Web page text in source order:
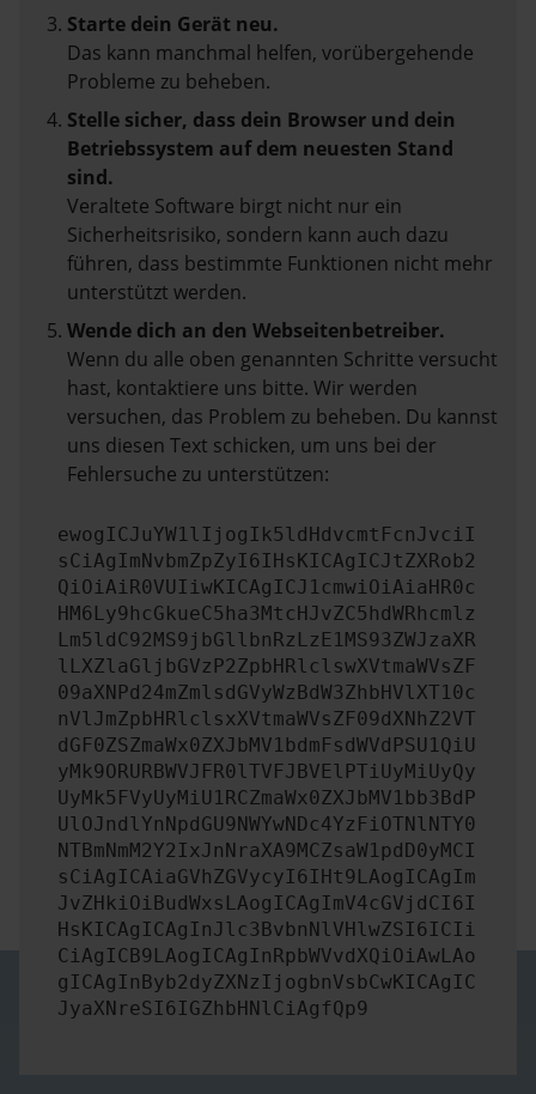
Starte dein Gerät neu.
Das kann manchmal helfen, vorübergehende
Probleme zu beheben.
Stelle sicher, dass dein Browser und dein
Betriebssystem auf dem neuesten Stand
sind.
Veraltete Software birgt nicht nur ein
Sicherheitsrisiko, sondern kann auch dazu
führen, dass bestimmte Funktionen nicht mehr
unterstützt werden.
Wende dich an den Webseitenbetreiber.
Wenn du alle oben genannten Schritte versucht
hast, kontaktiere uns bitte. Wir werden
versuchen, das Problem zu beheben. Du kannst
uns diesen Text schicken, um uns bei der
Fehlersuche zu unterstützen:
ewogICJuYW1lIjogIk5ldHdvcmtFcnJvciI
sCiAgImNvbmZpZyI6IHsKICAgICJtZXRob2
QiOiAiR0VUIiwKICAgICJ1cmwiOiAiaHR0c
HM6Ly9hcGkueC5ha3MtcHJvZC5hdWRhcmlz
Lm5ldC92MS9jbGllbnRzLzE1MS93ZWJzaXR
lLXZlaGljbGVzP2ZpbHRlclswXVtmaWVsZF
09aXNPd24mZmlsdGVyWzBdW3ZhbHVlXT10c
nVlJmZpbHRlclsxXVtmaWVsZF09dXNhZ2VT
dGF0ZSZmaWx0ZXJbMV1bdmFsdWVdPSU1QiU
yMk9ORURBWVJFR0lTVFJBVElPTiUyMiUyQy
UyMk5FVyUyMiU1RCZmaWx0ZXJbMV1bb3BdP
UlOJndlYnNpdGU9NWYwNDc4YzFiOTNlNTY0
NTBmNmM2Y2IxJnNraXA9MCZsaW1pdD0yMCI
sCiAgICAiaGVhZGVycyI6IHt9LAogICAgIm
JvZHkiOiBudWxsLAogICAgImV4cGVjdCI6I
HsKICAgICAgInJlc3BvbnNlVHlwZSI6ICIi
CiAgICB9LAogICAgInRpbWVvdXQiOiAwLAo
gICAgInByb2dyZXNzIjogbnVsbCwKICAgIC
JyaXNreSI6IGZhbHNlCiAgfQp9